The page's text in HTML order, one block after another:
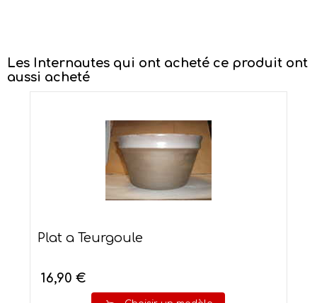
Les Internautes qui ont acheté ce produit ont
aussi acheté
Plat a Teurgoule
16,90 €